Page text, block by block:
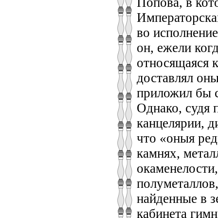
во
он, ежели
относящаяся
доставлял
приложил бы
Однако, судя
канцелярии,
что «оныя
камнях,
найденные в
кабинета